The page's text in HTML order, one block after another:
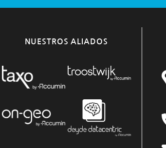
NUESTROS ALIADOS